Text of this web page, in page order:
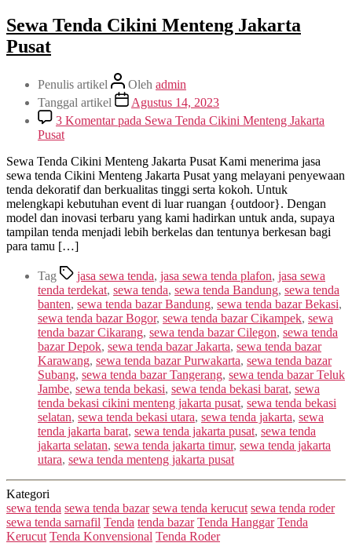
Sewa Tenda Cikini Menteng Jakarta
Pusat
Penulis artikel Oleh admin
Tanggal artikel
Agustus 14, 2023
3 Komentarpada Sewa Tenda Cikini Menteng Jakarta
Pusat
Sewa Tenda Cikini Menteng Jakarta Pusat Kami menerima jasa
sewa tenda Cikini Menteng Jakarta Pusat yang melayani penyewaan
tenda dekoratif dan berkualitas tinggi serta kokoh. Untuk
melengkapi kebutuhan event di luar ruangan {outdoor}. Dengan
model dan inovasi terbaru yang kami hadirkan untuk anda, supaya
tampilan tenda menjadi lebih berkelas dan tentunya berkesan bagi
para tamu […]
Tag jasa sewa tenda, jasa sewa tenda plafon, jasa sewa
tenda terdekat, sewa tenda, sewa tenda Bandung, sewa tenda
banten, sewa tenda bazar Bandung, sewa tenda bazar Bekasi,
sewa tenda bazar Bogor, sewa tenda bazar Cikampek, sewa
tenda bazar Cikarang, sewa tenda bazar Cilegon, sewa tenda
bazar Depok, sewa tenda bazar Jakarta, sewa tenda bazar
Karawang, sewa tenda bazar Purwakarta, sewa tenda bazar
Subang, sewa tenda bazar Tangerang, sewa tenda bazar Teluk
Jambe, sewa tenda bekasi, sewa tenda bekasi barat, sewa
tenda bekasi cikini menteng jakarta pusat, sewa tenda bekasi
selatan, sewa tenda bekasi utara, sewa tenda jakarta, sewa
tenda jakarta barat, sewa tenda jakarta pusat, sewa tenda
jakarta selatan, sewa tenda jakarta timur, sewa tenda jakarta
utara, sewa tenda menteng jakarta pusat
Kategori
sewa tenda sewa tenda bazar sewa tenda kerucut sewa tenda roder
sewa tenda sarnafil Tenda tenda bazar Tenda Hanggar Tenda
Kerucut Tenda Konvensional Tenda Roder